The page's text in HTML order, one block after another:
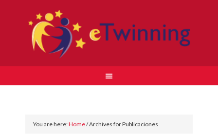
You are here:Home/Archives for Publicaciones